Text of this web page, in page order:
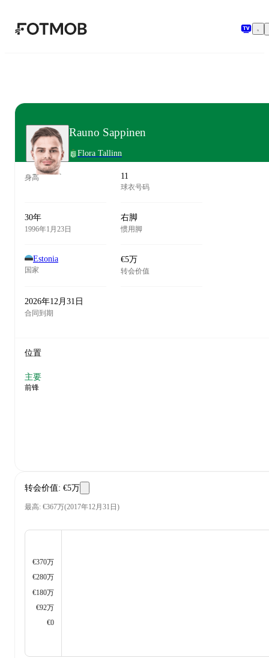
跳转到主要内容
Rauno Sappinen
Flora Tallinn
身高 11
球衣号码
30年
1996年1月23日
右脚
惯用脚
Estonia
国家
€5万
转会价值
2026年12月31日
合同到期
位置
主要
前锋
转会价值: €5万
最高: €367万(2017年12月31日 )
€370万
€280万
€180万
€92万
€0